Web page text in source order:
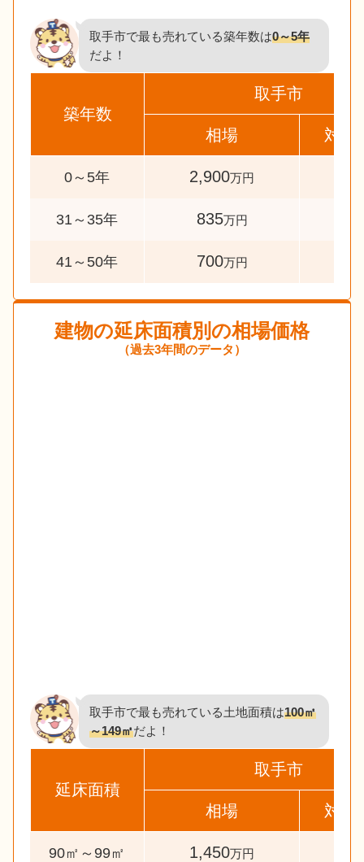
取手市で最も売れている築年数は0～5年
だよ！
築年数
取手市
相場 対象
0～5年 2,900万円
31～35年 835万円
41～50年 700万円
建物の延床面積別の相場価格
（過去3年間のデータ）
取手市で最も売れている土地面積は100㎡
～149㎡だよ！
延床面積
取手市
相場 対象
90㎡～99㎡ 1,450万円